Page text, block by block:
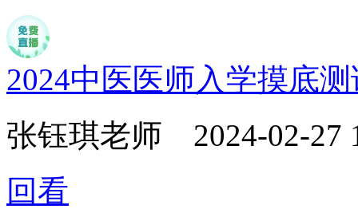
2024中医医师入学摸底
张钰琪老师 2024-02-27
回看